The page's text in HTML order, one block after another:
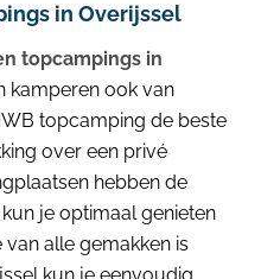
in Overijssel
topcampings in
kamperen ook van
topcamping de beste
over een privé
hebben de
je optimaal genieten
alle gemakken is